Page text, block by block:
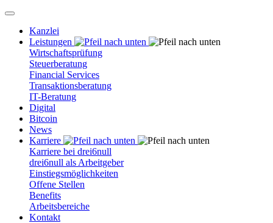
Kanzlei
Leistungen
Wirtschaftsprüfung
Steuerberatung
Financial Services
Transaktionsberatung
IT-Beratung
Digital
Bitcoin
News
Karriere
Karriere bei drei6null
drei6null als Arbeitgeber
Einstiegsmöglichkeiten
Offene Stellen
Benefits
Arbeitsbereiche
Kontakt